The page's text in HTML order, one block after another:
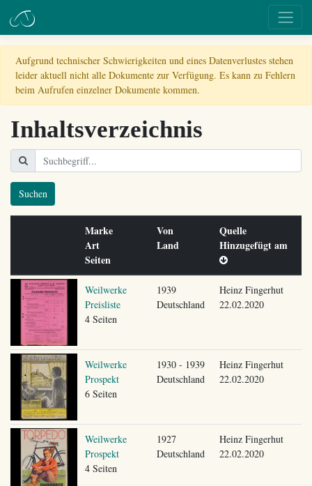
Aufgrund technischer Schwierigkeiten und eines Datenverlustes stehen
leider aktuell nicht alle Dokumente zur Verfügung. Es kann zu Fehlern
beim Aufrufen einzelner Dokumente kommen.
Inhaltsverzeichnis
Suchen
Marke
Art
Seiten
Von
Land
Quelle
Hinzugefügt am
Weilwerke
Preisliste
4 Seiten
1939
Deutschland
Heinz Fingerhut
22.02.2020
Weilwerke
Prospekt
6 Seiten
1930 - 1939
Deutschland
Heinz Fingerhut
22.02.2020
Weilwerke
Prospekt
4 Seiten
1927
Deutschland
Heinz Fingerhut
22.02.2020